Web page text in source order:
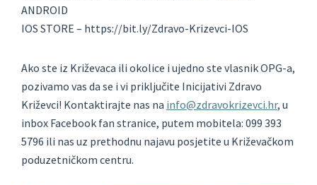
ANDROID
IOS STORE – https://bit.ly/Zdravo-Krizevci-IOS
Ako ste iz Križevaca ili okolice i ujedno ste vlasnik OPG-a,
pozivamo vas da se i vi priključite Inicijativi Zdravo
Križevci! Kontaktirajte nas na info@zdravokrizevci.hr, u
inbox Facebook fan stranice, putem mobitela: 099 393
5796 ili nas uz prethodnu najavu posjetite u Križevačkom
poduzetničkom centru.